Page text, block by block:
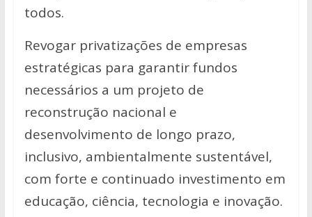
todos.
Revogar privatizações de empresas
estratégicas para garantir fundos
necessários a um projeto de
reconstrução nacional e
desenvolvimento de longo prazo,
inclusivo, ambientalmente sustentável,
com forte e continuado investimento em
educação, ciência, tecnologia e inovação.